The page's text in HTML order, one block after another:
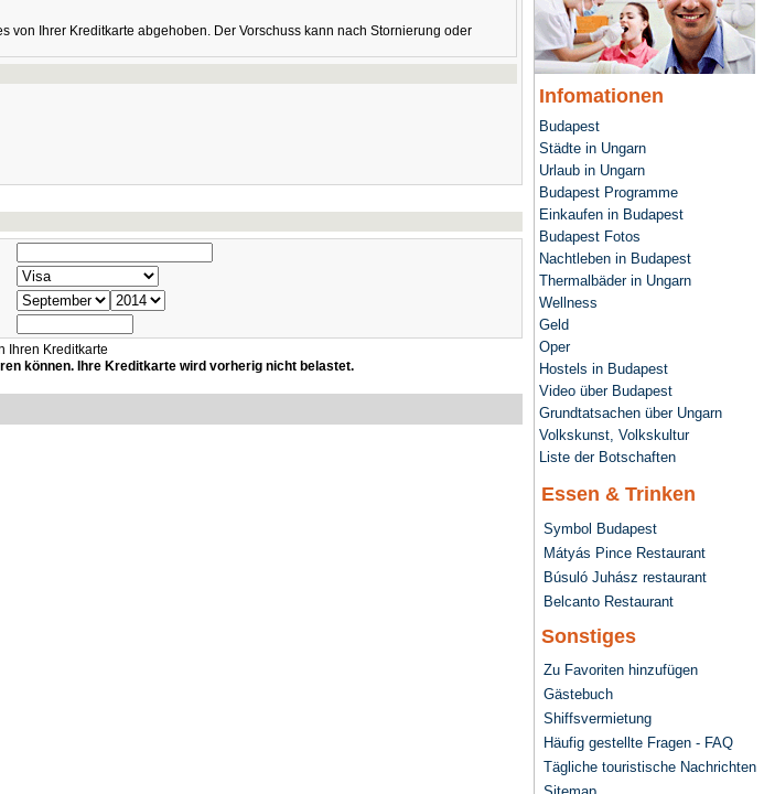
Ihrer Kreditkarte abgehoben. Der Vorschuss kann nach Stornierung oder
Ihren Kreditkarte
können. Ihre Kreditkarte wird vorherig nicht belastet.
Infomationen
Budapest
Städte in Ungarn
Urlaub in Ungarn
Budapest Programme
Einkaufen in Budapest
Budapest Fotos
Nachtleben in Budapest
Thermalbäder in Ungarn
Wellness
Geld
Oper
Hostels in Budapest
Video über Budapest
Grundtatsachen über Ungarn
Volkskunst, Volkskultur
Liste der Botschaften
Essen & Trinken
Symbol Budapest
Mátyás Pince Restaurant
Búsuló Juhász restaurant
Belcanto Restaurant
Sonstiges
Zu Favoriten hinzufügen
Gästebuch
Shiffsvermietung
Häufig gestellte Fragen - FAQ
Tägliche touristische Nachrichten